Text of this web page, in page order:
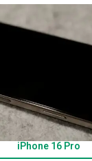
iPhone 16 Pro